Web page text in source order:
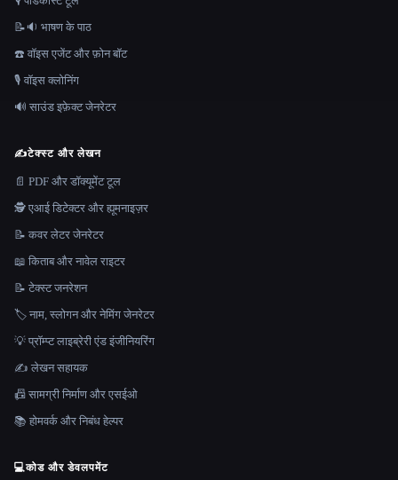
📝🔉 भाषण के पाठ
☎️ वॉइस एजेंट और फ़ोन बॉट
🎙️ वॉइस क्लोनिंग
🔊 साउंड इफ़ेक्ट जेनरेटर
✍️टेक्स्ट और लेखन
📄 PDF और डॉक्यूमेंट टूल
🕵️ एआई डिटेक्टर और ह्यूमनाइज़र
📝 कवर लेटर जेनरेटर
📖 किताब और नावेल राइटर
📝 टेक्स्ट जनरेशन
🏷️ नाम, स्लोगन और नेमिंग जेनरेटर
💡 प्रॉम्प्ट लाइब्रेरी एंड इंजीनियरिंग
✍️ लेखन सहायक
📠 सामग्री निर्माण और एसईओ
📚 होमवर्क और निबंध हेल्पर
💻कोड और डेवलपमेंट